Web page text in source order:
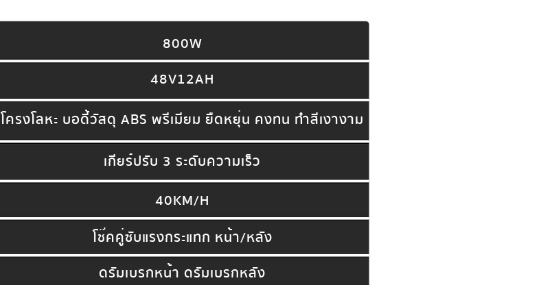
48V12AH
800W
เกียร์ปรับ 3 ระดับความเร็ว
โครงโลหะ บอดี้วัสดุ ABS พรีเมียม ยืดหยุ่น คงทน ทำสีเงางาม
โช๊คคู่ซับแรงกระแทก หน้า/หลัง
ดรัมเบรกหน้า ดรัมเบรกหลัง
40KM/H